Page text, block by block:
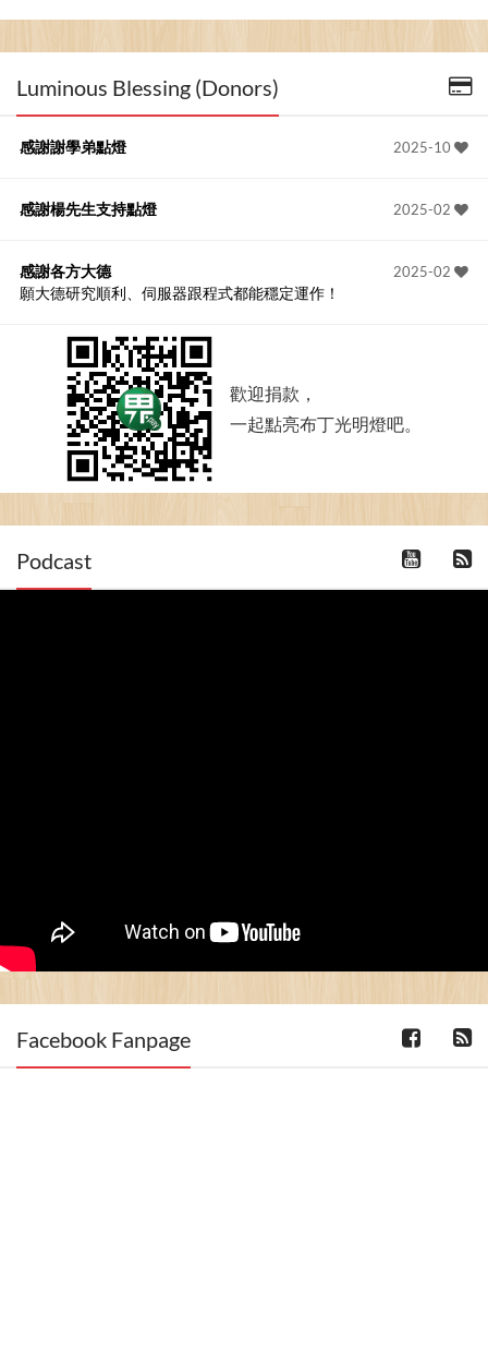
Luminous Blessing (Donors)
2025-10
感謝謝學弟點燈
2025-02
感謝楊先生支持點燈
2025-02
感謝各方大德
願大德研究順利、伺服器跟程式都能穩定運作！
歡迎捐款，
一起點亮布丁光明燈吧。
Podcast
Facebook Fanpage